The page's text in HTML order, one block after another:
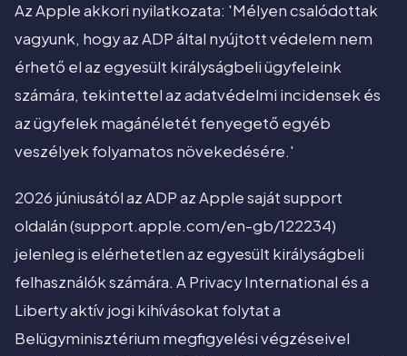
Az Apple akkori nyilatkozata: 'Mélyen csalódottak
vagyunk, hogy az ADP által nyújtott védelem nem
érhető el az egyesült királyságbeli ügyfeleink
számára, tekintettel az adatvédelmi incidensek és
az ügyfelek magánéletét fenyegető egyéb
veszélyek folyamatos növekedésére.'
2026 júniusától az ADP az Apple saját support
oldalán (support.apple.com/en-gb/122234)
jelenleg is elérhetetlen az egyesült királyságbeli
felhasználók számára. A Privacy International és a
Liberty aktív jogi kihívásokat folytat a
Belügyminisztérium megfigyelési végzéseivel